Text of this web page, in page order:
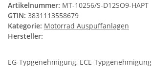
Artikelnummer: MT-10256/S-D12SO9-HAPT
GTIN: 3831113558679
Kategorie: Motorrad Auspuffanlagen
Hersteller:
EG-Typgenehmigung, ECE-Typgenehmigung